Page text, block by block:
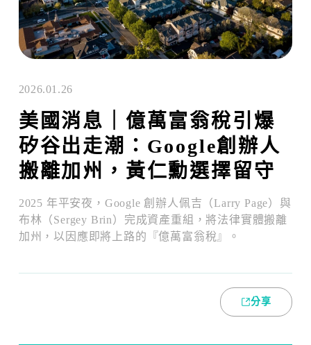
2026.01.26
美國消息｜億萬富翁稅引爆
矽谷出走潮：Google創辦人
搬離加州，黃仁勳選擇留守
2025 年平安夜，Google 創辦人佩吉（Larry Page）與
布林（Sergey Brin）完成資產重組，將法律實體搬離
加州，以因應即將上路的『億萬富翁稅』。
分享